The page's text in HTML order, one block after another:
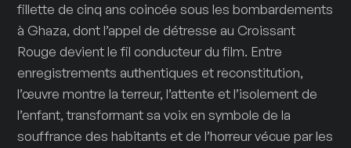
fillette de cinq ans coincée sous les bombardements
à Ghaza, dont l’appel de détresse au Croissant
Rouge devient le fil conducteur du film. Entre
enregistrements authentiques et reconstitution,
l’œuvre montre la terreur, l’attente et l’isolement de
l’enfant, transformant sa voix en symbole de la
souffrance des habitants et de l’horreur vécue par les